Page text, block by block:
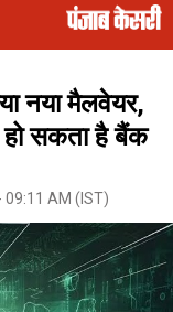
नया मैलवेयर,
हो सकता है बैंक
09:11 AM (IST)